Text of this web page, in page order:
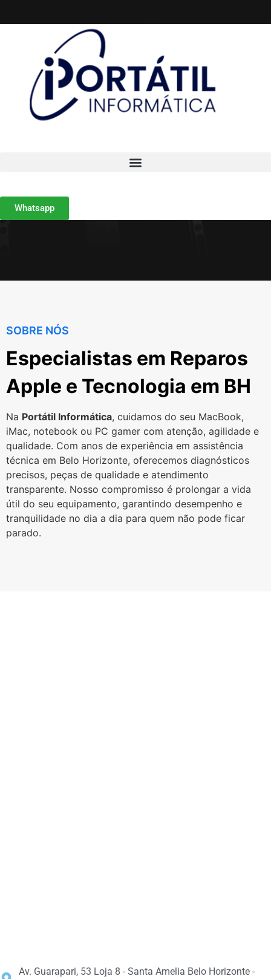
Whatsapp
SOBRE NÓS
Especialistas em Reparos
Apple e Tecnologia em BH
Na Portátil Informática, cuidamos do seu MacBook,
iMac, notebook ou PC gamer com atenção, agilidade e
qualidade. Com anos de experiência em assistência
técnica em Belo Horizonte, oferecemos diagnósticos
precisos, peças de qualidade e atendimento
transparente. Nosso compromisso é prolongar a vida
útil do seu equipamento, garantindo desempenho e
tranquilidade no dia a dia para quem não pode ficar
parado.
Av. Guarapari, 53 Loja 8 - Santa Amelia Belo Horizonte -